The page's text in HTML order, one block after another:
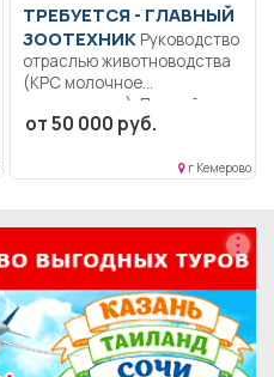
ТРЕБУЕТСЯ - ГЛАВНЫЙ
ЗООТЕХНИКРуководство
отраслью животноводства
(КРС молочное
направление). Полный
рабочий день.
от 50 000 руб.
г Кемерово